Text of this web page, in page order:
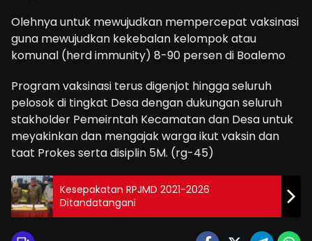
Olehnya untuk mewujudkan mempercepat vaksinasi
guna mewujudkan kekebalan kelompok atau
komunal (herd immunity) 8-90 persen di Boalemo
Program vaksinasi terus digenjot hingga seluruh
pelosok di tingkat Desa dengan dukungan seluruh
stakholder Pemeirntah Kecamatan dan Desa untuk
meyakinkan dan mengajak warga ikut vaksin dan
taat Prokes serta disiplin 5M. (rg-45)
Kesepakatan RPJMD 2021-2026
Ditandatangani